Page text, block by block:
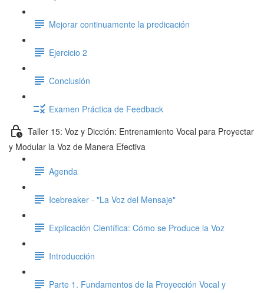
Mejorar continuamente la predicación
Ejercicio 2
Conclusión
Examen Práctica de Feedback
Taller 15: Voz y Dicción: Entrenamiento Vocal para Proyectar
y Modular la Voz de Manera Efectiva
Agenda
Icebreaker - "La Voz del Mensaje"
Explicación Científica: Cómo se Produce la Voz
Introducción
Parte 1. Fundamentos de la Proyección Vocal y